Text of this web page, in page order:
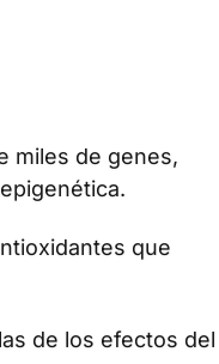
miles de genes,
que
de los efectos del